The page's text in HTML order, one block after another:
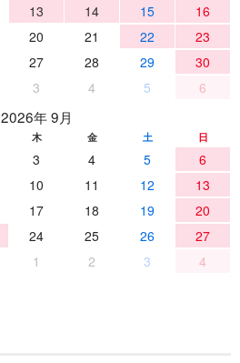
13 14 15
16
20 21 22
23
27 28 29
30
3 4 5 6
2026年 9月
木 金 土 日
3 4 5
6
10 11 12
13
17 18 19
20
24 25 26
27
1 2 3 4